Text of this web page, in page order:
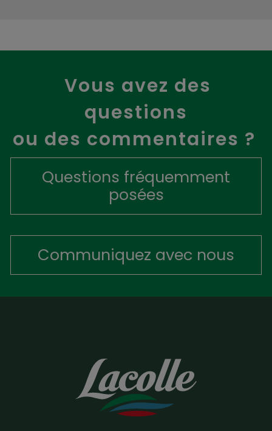
Vous avez des
questions
ou des commentaires ?
Questions fréquemment
posées
Communiquez avec nous